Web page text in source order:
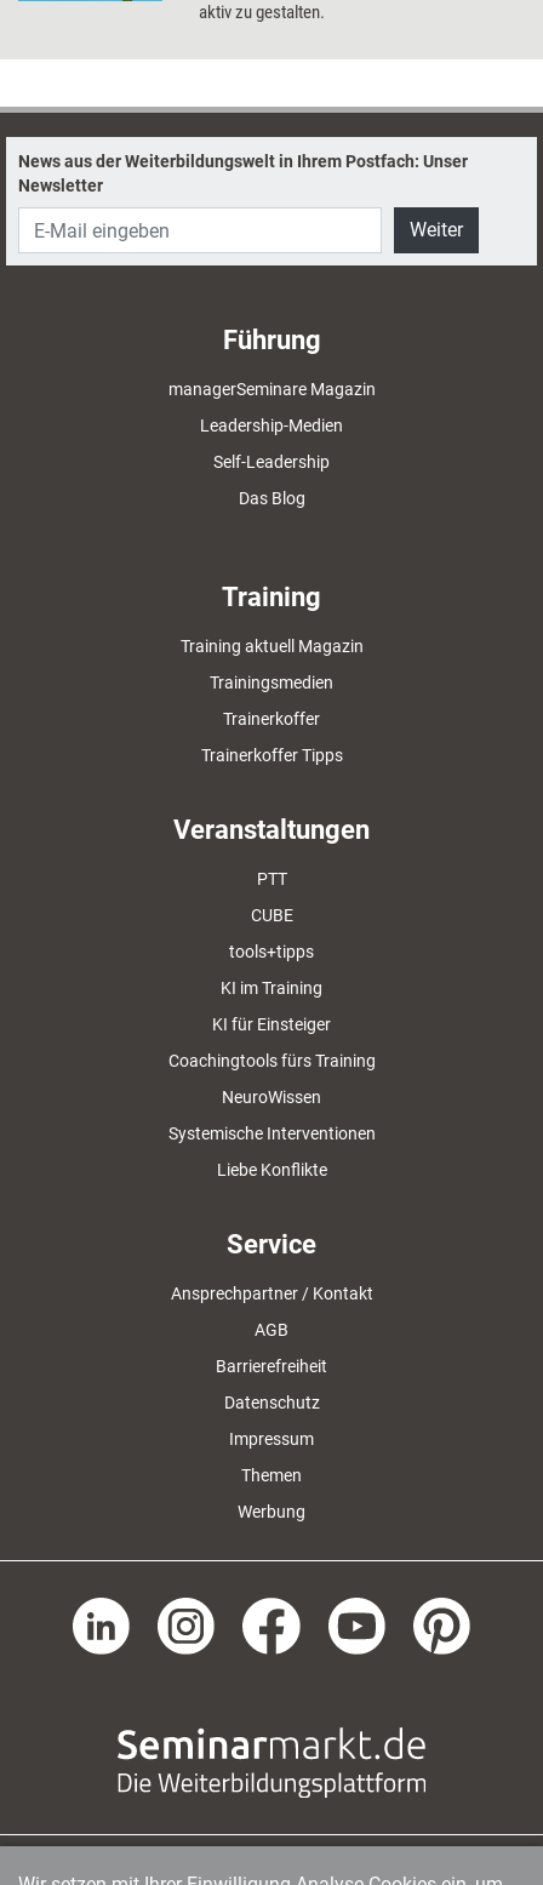
aktiv zu gestalten.
News aus der Weiterbildungswelt in Ihrem Postfach: Unser
Newsletter
Weiter
Führung
managerSeminare Magazin
Leadership-Medien
Self-Leadership
Das Blog
Training
Training aktuell Magazin
Trainingsmedien
Trainerkoffer
Trainerkoffer Tipps
Veranstaltungen
PTT
CUBE
tools+tipps
KI im Training
KI für Einsteiger
Coachingtools fürs Training
NeuroWissen
Systemische Interventionen
Liebe Konflikte
Service
Ansprechpartner / Kontakt
AGB
Barrierefreiheit
Datenschutz
Impressum
Themen
Werbung